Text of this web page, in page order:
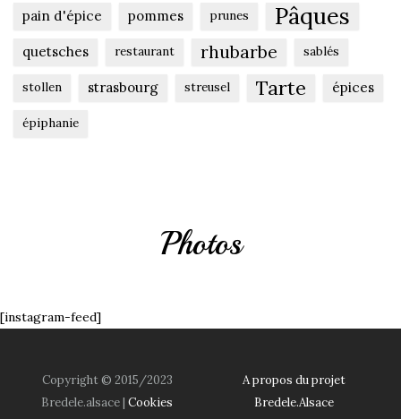
pain d'épice pommes prunes Pâques
quetsches restaurant rhubarbe sablés
stollen strasbourg streusel Tarte épices
épiphanie
Photos
[instagram-feed]
Copyright © 2015/2023
Bredele.alsace | Cookies
A propos du projet
Bredele.Alsace